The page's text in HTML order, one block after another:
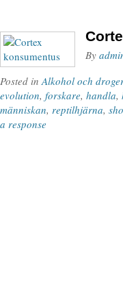
By
Posted inAlkohol och droger
evolution, forskare, handla,
människan, reptilhjärna,
a response